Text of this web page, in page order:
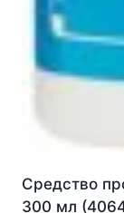
Средство
300 мл